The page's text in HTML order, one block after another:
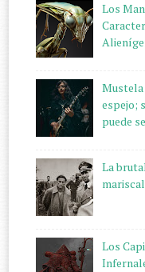
Los
Mustela
espejo;
puede
La
Los